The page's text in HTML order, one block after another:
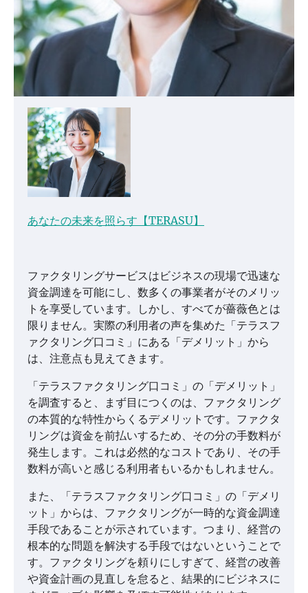
あなたの未来を照らす【TERASU】
ファクタリングサービスはビジネスの現場で迅速な
資金調達を可能にし、数多くの事業者がそのメリッ
トを享受しています。しかし、すべてが薔薇色とは
限りません。実際の利用者の声を集めた「テラスフ
ァクタリング口コミ」にある「デメリット」から
は、注意点も見えてきます。
「テラスファクタリング口コミ」の「デメリット」
を調査すると、まず目につくのは、ファクタリング
の本質的な特性からくるデメリットです。ファクタ
リングは資金を前払いするため、その分の手数料が
発生します。これは必然的なコストであり、その手
数料が高いと感じる利用者もいるかもしれません。
また、「テラスファクタリング口コミ」の「デメリ
ット」からは、ファクタリングが一時的な資金調達
手段であることが示されています。つまり、経営の
根本的な問題を解決する手段ではないということで
す。ファクタリングを頼りにしすぎて、経営の改善
や資金計画の見直しを怠ると、結果的にビジネスに